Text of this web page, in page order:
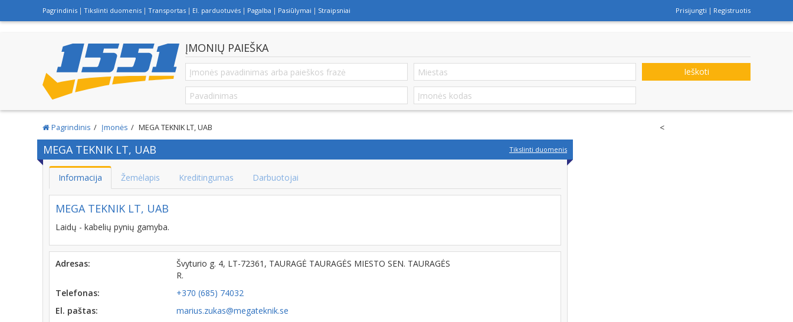
Pagrindinis Tikslinti duomenis Transportas El. parduotuvės Pagalba Pasiūlymai Straipsniai Prisijungti Registruotis
ĮMONIŲ PAIEŠKA
Ieškoti
Pagrindinis Įmonės MEGA TEKNIK LT, UAB
MEGA TEKNIK LT, UAB Tikslinti duomenis
Informacija Žemėlapis Kreditingumas Darbuotojai
MEGA TEKNIK LT, UAB
Laidų - kabelių pynių gamyba.
Adresas:
Švyturio g. 4, LT-72361, TAURAGĖ TAURAGĖS MIESTO SEN. TAURAGĖS
R.
Telefonas:
+370 (685) 74032
El. paštas:
marius.zukas@megateknik.se
<